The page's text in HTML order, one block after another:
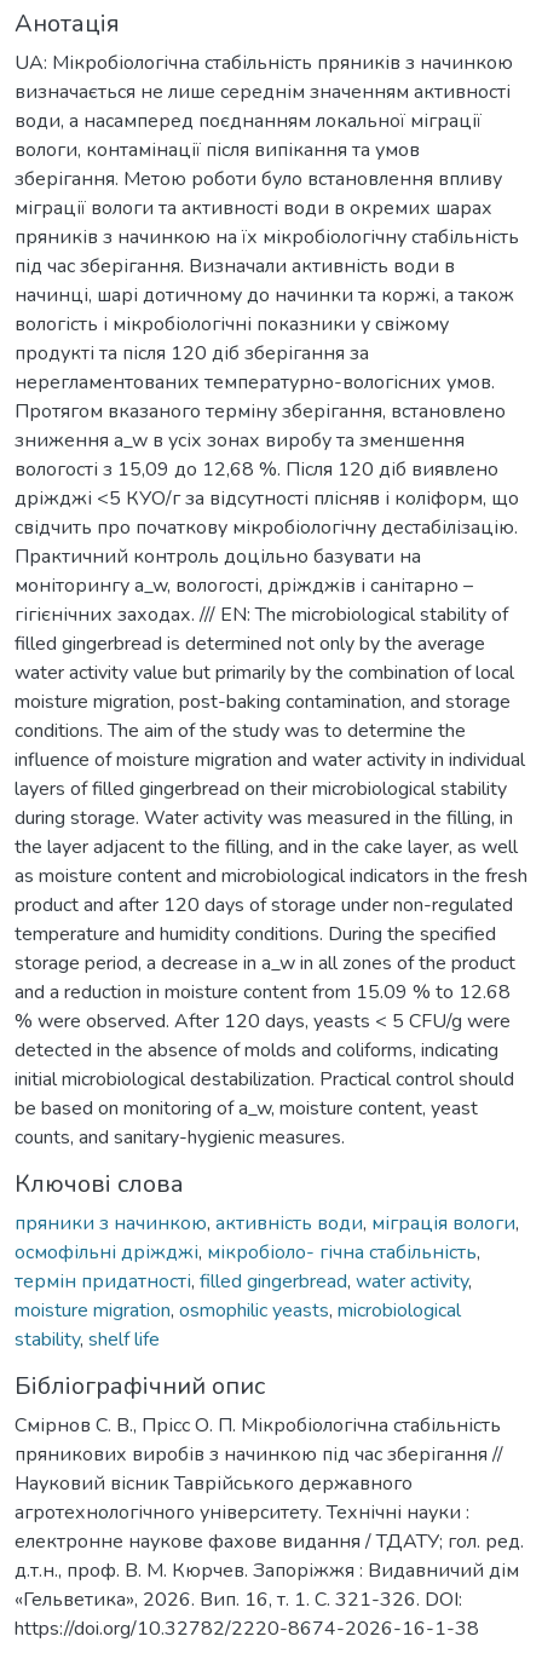
Анотація
UA: Мікробіологічна стабільність пряників з начинкою
визначається не лише середнім значенням активності
води, а насамперед поєднанням локальної міграції
вологи, контамінації після випікання та умов
зберігання. Метою роботи було встановлення впливу
міграції вологи та активності води в окремих шарах
пряників з начинкою на їх мікробіологічну стабільність
під час зберігання. Визначали активність води в
начинці, шарі дотичному до начинки та коржі, а також
вологість і мікробіологічні показники у свіжому
продукті та після 120 діб зберігання за
нерегламентованих температурно-вологісних умов.
Протягом вказаного терміну зберігання, встановлено
зниження a_w в усіх зонах виробу та зменшення
вологості з 15,09 до 12,68 %. Після 120 діб виявлено
дріжджі <5 КУО/г за відсутності плісняв і коліформ, що
свідчить про початкову мікробіологічну дестабілізацію.
Практичний контроль доцільно базувати на
моніторингу a_w, вологості, дріжджів і санітарно –
гігієнічних заходах. /// EN: The microbiological stability of
filled gingerbread is determined not only by the average
water activity value but primarily by the combination of local
moisture migration, post-baking contamination, and storage
conditions. The aim of the study was to determine the
influence of moisture migration and water activity in individual
layers of filled gingerbread on their microbiological stability
during storage. Water activity was measured in the filling, in
the layer adjacent to the filling, and in the cake layer, as well
as moisture content and microbiological indicators in the fresh
product and after 120 days of storage under non-regulated
temperature and humidity conditions. During the specified
storage period, a decrease in a_w in all zones of the product
and a reduction in moisture content from 15.09 % to 12.68
% were observed. After 120 days, yeasts < 5 CFU/g were
detected in the absence of molds and coliforms, indicating
initial microbiological destabilization. Practical control should
be based on monitoring of a_w, moisture content, yeast
counts, and sanitary-hygienic measures.
Ключові слова
пряники з начинкою, активність води, міграція вологи,
осмофільні дріжджі, мікробіоло- гічна стабільність,
термін придатності, filled gingerbread, water activity,
moisture migration, osmophilic yeasts, microbiological
stability, shelf life
Бібліографічний опис
Смірнов С. В., Прісс О. П. Мікробіологічна стабільність
пряникових виробів з начинкою під час зберігання //
Науковий вісник Таврійського державного
агротехнологічного університету. Технічні науки :
електронне наукове фахове видання / ТДАТУ; гол. ред.
д.т.н., проф. В. М. Кюрчев. Запоріжжя : Видавничий дім
«Гельветика», 2026. Вип. 16, т. 1. С. 321-326. DOI:
https://doi.org/10.32782/2220-8674-2026-16-1-38